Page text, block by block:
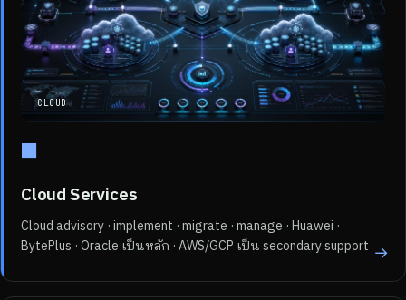
CLOUD
■
Cloud Services
Cloud advisory · implement · migrate · manage · Huawei ·
BytePlus · Oracle เป็นหลัก · AWS/GCP เป็น secondary support →